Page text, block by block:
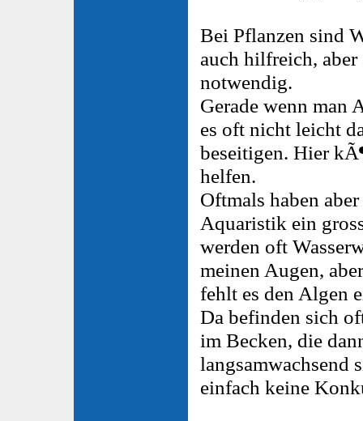
Bei Pflanzen sind
auch hilfreich,
notwendig.
Gerade wenn man
es oft nicht leicht
beseitigen. Hier
helfen.
Oftmals haben
Aquaristik ein
werden oft
meinen Augen,
fehlt es den Algen
Da befinden sich
im Becken, die
langsamwachsend
einfach keine